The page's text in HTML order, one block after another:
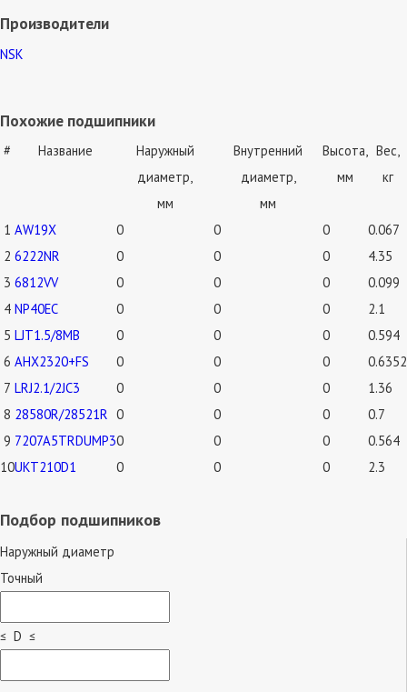
Производители
NSK
Похожие подшипники
# Название
Наружный
диаметр,
мм
Внутренний
диаметр,
мм
Высота,
мм
Вес,
кг
1 AW19X 0 0 0
0.067
2 6222NR 0 0 0
4.35
3 6812VV 0 0 0
0.099
4 NP40EC 0 0 0
2.1
5 LJT1.5/8MB 0 0 0
0.594
6 AHX2320+FS 0 0 0
0.6352
7 LRJ2.1/2JC3 0 0 0
1.36
8 28580R/28521R 0 0 0
0.7
9 7207A5TRDUMP30 0 0
0.564
10UKT210D1 0 0 0 2.3
Подбор подшипников
Наружный диаметр
Точный
≤ D ≤